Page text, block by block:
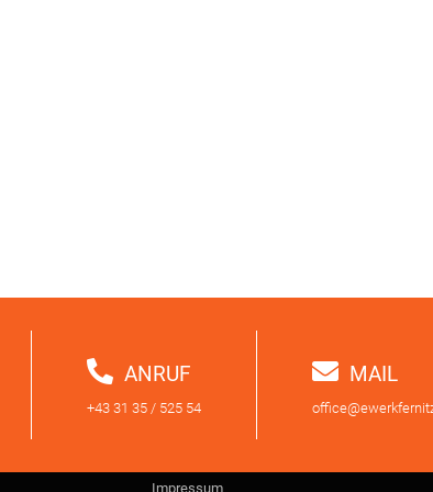
ANRUF
+43 31 35 / 525 54
MAIL
Impressum